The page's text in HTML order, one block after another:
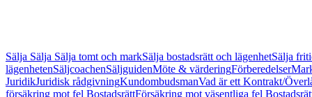
Sälja Sälja Sälja tomt och markSälja bostadsrätt och lägenhetSälja
lägenhetenSäljcoachenSäljguidenMöte & värderingFörberedelser
JuridikJuridisk rådgivningKundombudsmanVad är ett Kontrakt/
försäkring mot fel BostadsrättFörsäkring mot väsentliga fel